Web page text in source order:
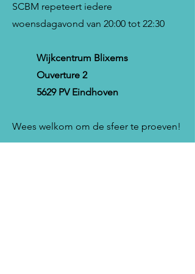
SCBM repeteert iedere
woensdagavond van 20:00 tot 22:30
Wijkcentrum Blixems
Ouverture 2
5629 PV Eindhoven
Wees welkom om de sfeer te proeven!